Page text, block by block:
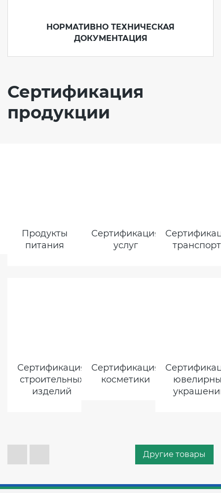
НОРМАТИВНО ТЕХНИЧЕСКАЯ
ДОКУМЕНТАЦИЯ
Сертификация
продукции
Другие товары
Продукты
питания
Сертификация
строительных
изделий
Сертификация
услуг
Сертификация
косметики